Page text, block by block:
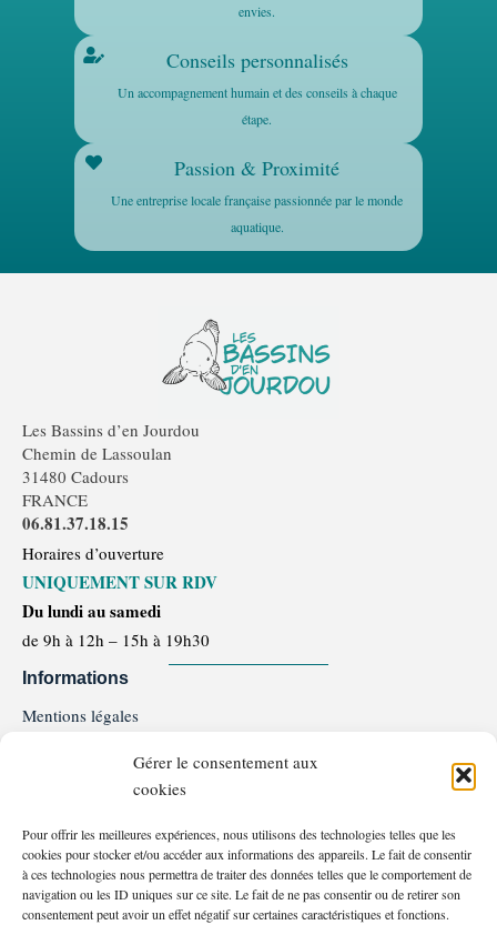
Gérer le consentement aux
cookies
Pour offrir les meilleures expériences, nous utilisons des technologies telles que les
cookies pour stocker et/ou accéder aux informations des appareils. Le fait de consentir
à ces technologies nous permettra de traiter des données telles que le comportement de
navigation ou les ID uniques sur ce site. Le fait de ne pas consentir ou de retirer son
consentement peut avoir un effet négatif sur certaines caractéristiques et fonctions.
envies.
Conseils personnalisés
Un accompagnement humain et des conseils à chaque
étape.
Passion & Proximité
Une entreprise locale française passionnée par le monde
aquatique.
Les Bassins d’en Jourdou
Chemin de Lassoulan
31480 Cadours
FRANCE
06.81.37.18.15
Horaires d’ouverture
UNIQUEMENT SUR RDV
Du lundi au samedi
de 9h à 12h – 15h à 19h30
Informations
Mentions légales
Politique de Cookie
Conditions générales de ventes et d'utilisation
FAQ
Service client
06.81.37.18.15